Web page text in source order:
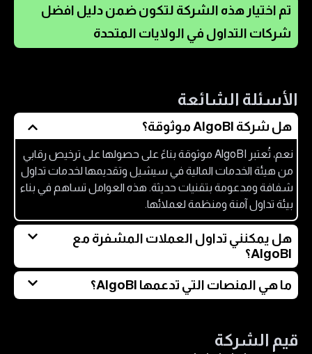
تم اختيار هذه الشركة لتكون ضمن دليل افضل
شركات التداول في الولايات المتحدة
الأسئلة الشائعة
هل شركة AlgoBI موثوقة؟
نعم، تُعتبر AlgoBI موثوقة بناءً على حصولها على ترخيص رقابي
من هيئة الخدمات المالية في سيشيل وتقديمها لخدمات تداول
شفافة ومدعومة بتقنيات حديثة. هذه العوامل تساهم في بناء
بيئة تداول آمنة ومنظمة لعملائها.
هل يمكنني تداول العملات المشفرة مع
AlgoBI؟
نعم، توفر AlgoBI إمكانية تداول عقود الفروقات (CFDs) على
مجموعة واسعة من العملات المشفرة الرائدة مثل البيتكوين
فرصًا للاستفادة من تقلبات سوق العملات الرقمية.
ما هي المنصات التي تدعمها AlgoBI؟
قيم الشركة